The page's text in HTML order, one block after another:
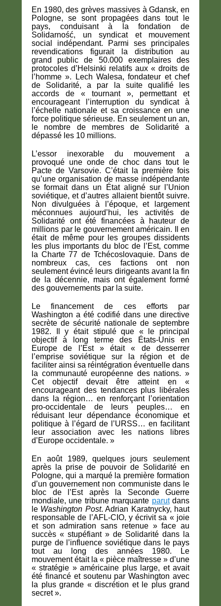
En 1980, des grèves massives à Gdansk, en
Pologne, se sont propagées dans tout le
pays, conduisant à la fondation de
Solidarność, un syndicat et mouvement
social indépendant. Parmi ses principales
revendications figurait la distribution au
grand public de 50.000 exemplaires des
protocoles d’Helsinki relatifs aux « droits de
l’homme ». Lech Walesa, fondateur et chef
de Solidarité, a par la suite qualifié les
accords de « tournant », permettant et
encourageant l’interruption du syndicat à
l’échelle nationale et sa croissance en une
force politique sérieuse. En seulement un an,
le nombre de membres de Solidarité a
dépassé les 10 millions.
L’essor inexorable du mouvement a
provoqué une onde de choc dans tout le
Pacte de Varsovie. C’était la première fois
qu’une organisation de masse indépendante
se formait dans un État aligné sur l’Union
soviétique, et d’autres allaient bientôt suivre.
Non divulguées à l’époque, et largement
méconnues aujourd’hui, les activités de
Solidarité ont été financées à hauteur de
millions par le gouvernement américain. Il en
était de même pour les groupes dissidents
les plus importants du bloc de l’Est, comme
la Charte 77 de Tchécoslovaquie. Dans de
nombreux cas, ces factions ont non
seulement évincé leurs dirigeants avant la fin
de la décennie, mais ont également formé
des gouvernements par la suite.
Le financement de ces efforts par
Washington a été codifié dans une directive
secrète de sécurité nationale de septembre
1982. Il y était stipulé que « le principal
objectif à long terme des États-Unis en
Europe de l’Est » était « de desserrer
l’emprise soviétique sur la région et de
faciliter ainsi sa réintégration éventuelle dans
la communauté européenne des nations. »
Cet objectif devait être atteint en «
encourageant des tendances plus libérales
dans la région… en renforçant l’orientation
pro-occidentale de leurs peuples… en
réduisant leur dépendance économique et
politique à l’égard de l’URSS… en facilitant
leur association avec les nations libres
d’Europe occidentale. »
En août 1989, quelques jours seulement
après la prise de pouvoir de Solidarité en
Pologne, qui a marqué la première formation
d’un gouvernement non communiste dans le
bloc de l’Est après la Seconde Guerre
mondiale, une tribune marquante parutdans
le Washington Post. Adrian Karatnycky, haut
responsable de l’AFL-CIO, y écrivit sa « joie
et son admiration sans retenue » face au
succès « stupéfiant » de Solidarité dans la
purge de l’influence soviétique dans le pays
tout au long des années 1980. Le
mouvement était la « pièce maîtresse » d’une
« stratégie » américaine plus large, et avait
été financé et soutenu par Washington avec
la plus grande « discrétion et le plus grand
secret ».